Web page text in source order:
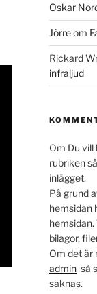
Oskar
Jörreom
Rickard
infraljud
Om Du
rubriken
inlägget.
På grund
hemsidan
bilagor,
Om det är
adminså
saknas.